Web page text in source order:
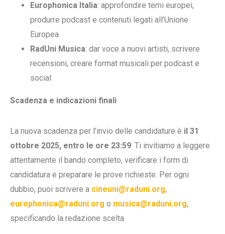
Europhonica Italia: approfondire temi europei,
produrre podcast e contenuti legati all’Unione
Europea
RadUni Musica: dar voce a nuovi artisti, scrivere
recensioni, creare format musicali per podcast e
social
Scadenza e indicazioni finali
La nuova scadenza per l’invio delle candidature è il 31
ottobre 2025, entro le ore 23:59. Ti invitiamo a leggere
attentamente il bando completo, verificare i form di
candidatura e preparare le prove richieste. Per ogni
dubbio, puoi scrivere a cineuni@raduni.org,
europhonica@raduni.org o musica@raduni.org,
specificando la redazione scelta.